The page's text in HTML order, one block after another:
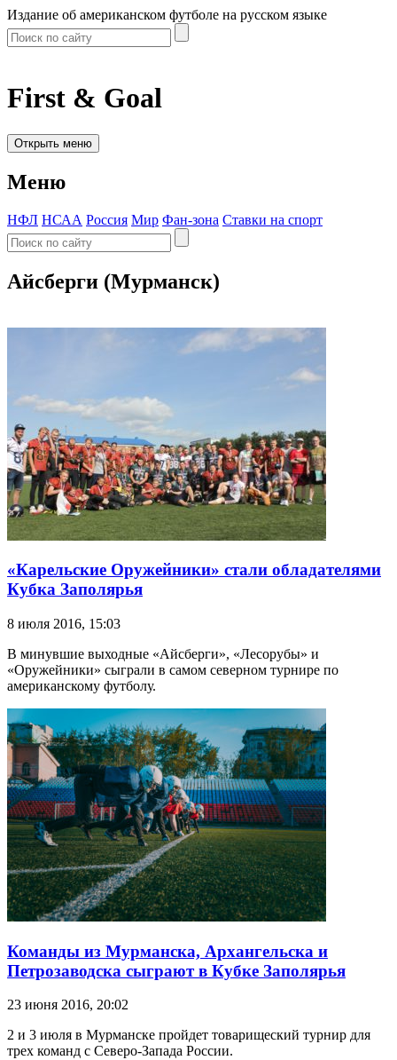
Издание об американском футболе на русском языке
First & Goal
Открыть меню
Меню
НФЛ НСАА Россия Мир Фан-зона Ставки на спорт
Айсберги (Мурманск)
«Карельские Оружейники» стали обладателями
Кубка Заполярья
8 июля 2016, 15:03
В минувшие выходные «Айсберги», «Лесорубы» и
«Оружейники» сыграли в самом северном турнире по
американскому футболу.
Команды из Мурманска, Архангельска и
Петрозаводска сыграют в Кубке Заполярья
23 июня 2016, 20:02
2 и 3 июля в Мурманске пройдет товарищеский турнир для
трех команд с Северо-Запада России.